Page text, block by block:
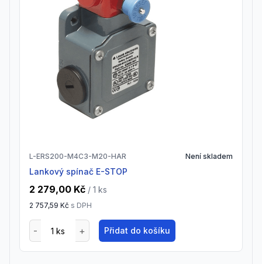
L-ERS200-M4C3-M20-HAR Není skladem
Lankový spínač E-STOP
2 279,00 Kč / 1 ks
2 757,59 Kč s DPH
Přidat do košíku